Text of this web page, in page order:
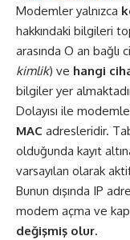
Modemler yalnızca
hakkındaki bilgileri
arasında O an bağlı
kimlik) ve hangi
bilgiler yer
Dolayısı ile
MAC adresleridir.
olduğunda kayıt
varsayılan olarak
Bunun dışında IP
modem açma ve
değişmiş olur.